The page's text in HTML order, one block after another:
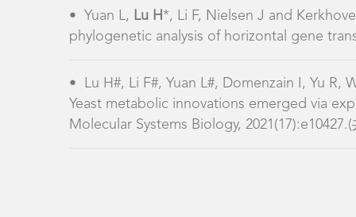
• Yuan L, Lu H *, Li F, Nielsen J and
phylogenetic analysis of horizontal gene
•
Lu H#, Li F#, Yuan L#, Domenzain I, Yu
Yeast metabolic innovations emerged via
Molecular Systems Biology,